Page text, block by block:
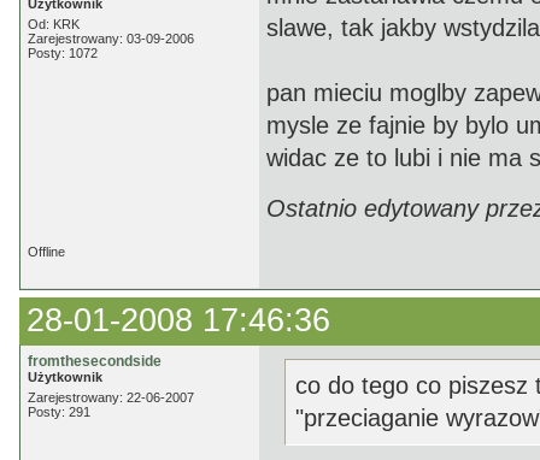
Użytkownik
Od: KRK
Zarejestrowany: 03-09-2006
Posty: 1072
slawe, tak jakby
pan mieciu moglby
mysle ze fajnie by bylo
widac ze to lubi i nie ma
Ostatnio edytowany
Offline
28-01-2008 17:46:36
fromthesecondside
Użytkownik
Zarejestrowany: 22-06-2007
Posty: 291
co do tego co piszesz
"przeciaganie